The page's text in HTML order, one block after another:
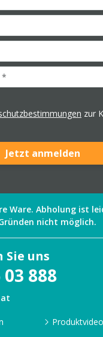
zur
Jetzt anmelden
Ware. Abholung ist
nicht möglich.
uns
03 888